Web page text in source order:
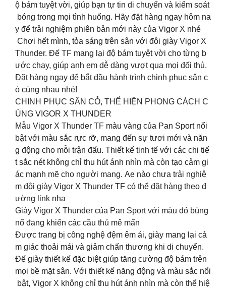
ộ bám tuyệt vời, giúp bạn tự tin di chuyển và kiểm soát
bóng trong mọi tình huống. Hãy đặt hàng ngay hôm na
y để trải nghiệm phiên bản mới này của Vigor X nhé
Chơi hết mình, tỏa sáng trên sân với đôi giày Vigor X
Thunder. Đế TF mang lại độ bám tuyệt vời cho từng b
ước chạy, giúp anh em dễ dàng vượt qua mọi đối thủ.
Đặt hàng ngay để bắt đầu hành trình chinh phục sân c
ỏ cùng nhau nhé!
CHINH PHỤC SÂN CỎ, THỂ HIỆN PHONG CÁCH C
ÙNG VIGOR X THUNDER
Mẫu Vigor X Thunder TF màu vàng của Pan Sport nổi
bật với màu sắc rực rỡ, mang đến sự tươi mới và năn
g động cho mỗi trận đấu. Thiết kế tinh tế với các chi tiế
t sắc nét không chỉ thu hút ánh nhìn mà còn tạo cảm gi
ác mạnh mẽ cho người mang. Ae nào chưa trải nghiệ
m đôi giày Vigor X Thunder TF có thể đặt hàng theo đ
ường link nha
Giày Vigor X Thunder của Pan Sport với màu đỏ bùng
nổ đang khiến các cầu thủ mê mẩn
Được trang bị công nghệ đệm êm ái, giày mang lại cả
m giác thoải mái và giảm chấn thương khi di chuyển.
Đế giày thiết kế đặc biệt giúp tăng cường độ bám trên
mọi bề mặt sân. Với thiết kế năng động và màu sắc nổi
bật, Vigor X không chỉ thu hút ánh nhìn mà còn thể hiệ